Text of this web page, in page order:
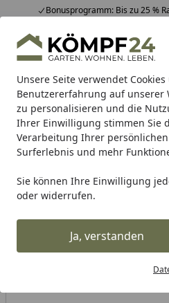
Unsere Seite verwendet
Benutzererfahrung auf unserer
zu personalisieren und die
Ihrer Einwilligung stimmen Sie
Verarbeitung Ihrer
Surferlebnis und mehr
Sie können Ihre Einwilligung
oder widerrufen.
Ja, verstanden
Bonusprogramm: Bis zu 25 %
Hotline07051 / 9 22 22
Mo-Fr. 8-16 Uhr 25.948
Alle Produkte
Alle ProdukteHighlights
Garten Gartenhaus
Dein
Alles für den Garten